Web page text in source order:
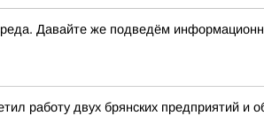
Давайте же подведём
работу двух брянских предприятий и